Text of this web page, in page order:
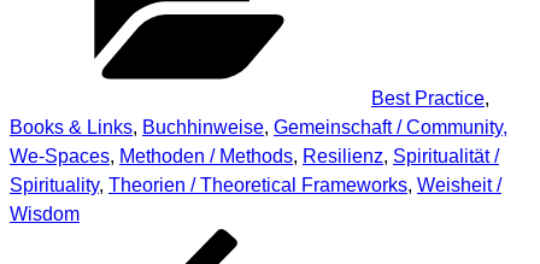
Best Practice,
Books & Links, Buchhinweise, Gemeinschaft / Community,
We-Spaces, Methoden / Methods, Resilienz, Spiritualität /
Spirituality, Theorien / Theoretical Frameworks, Weisheit /
Wisdom
Beitragsnavigation